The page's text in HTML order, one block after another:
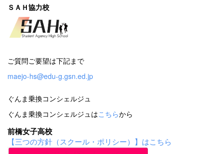
ＳＡＨ協力校
ご質問ご要望は下記まで
maejo-hs@edu-g.gsn.ed.jp
ぐんま乗換コンシェルジュ
ぐんま乗換コンシェルジュはこちらから
前橋女子高校
【三つの方針（スクール・ポリシー）】はこちら